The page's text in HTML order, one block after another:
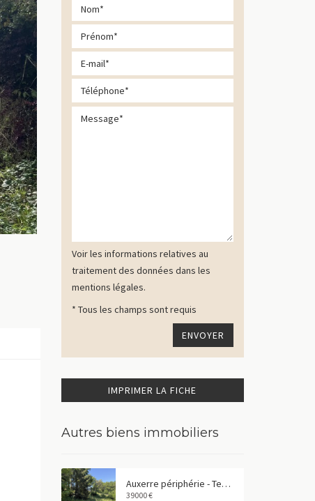
Voir les informations relatives au
traitement des données dans les
mentions légales.
* Tous les champs sont requis
IMPRIMER LA FICHE
Autres biens immobiliers
Auxerre périphérie - Terrain à bâtir de 677 m²
39000 €